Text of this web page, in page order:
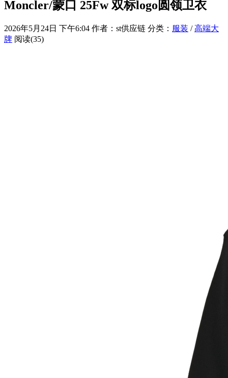
Moncler/蒙口 25Fw 双标logo圆领卫衣
2026年5月24日 下午6:04 作者：st供应链 分类： 服装 /高端大
牌 阅读(35)